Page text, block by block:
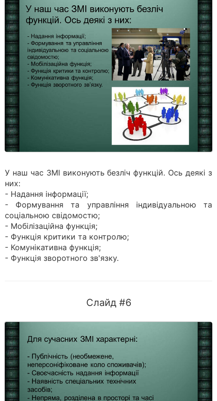
У наш час ЗМІ виконують безліч функцій. Ось деякі з
них:
- Надання інформації;
- Формування та управління індивідуальною та
соціальною свідомостю;
- Мобілізаційна функція;
- Функція критики та контролю;
- Комунікативна функція;
- Функція зворотного зв'язку.
Слайд #6